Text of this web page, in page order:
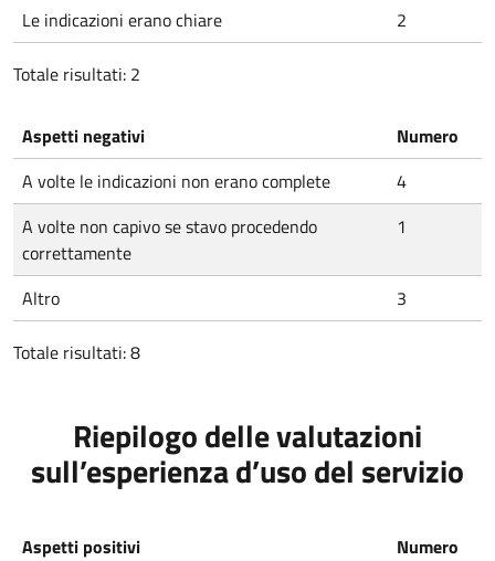
Le indicazioni erano chiare
2
Totale risultati: 2
Aspetti negativi
Numero
A volte le indicazioni non erano complete
4
A volte non capivo se stavo procedendo
correttamente
1
Altro 3
Totale risultati: 8
Riepilogo delle valutazioni
sull’esperienza d’uso del servizio
Aspetti positivi
Numero